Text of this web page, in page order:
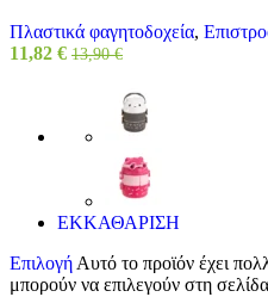
Πλαστικά φαγητοδοχεία,
11,82 € 13,90€
ΕΚΚΑΘΑΡΙΣΗ
Επιλογή Αυτό το προϊόν έχει
μπορούν να επιλεγούν στη